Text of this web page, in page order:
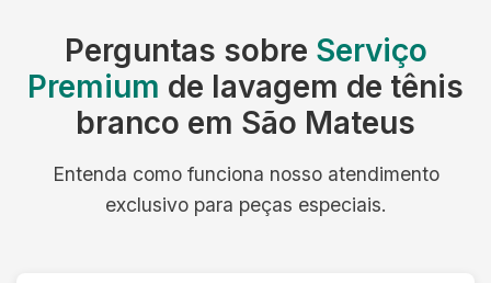
Perguntas sobre Serviço
Premium de lavagem de tênis
branco em São Mateus
Entenda como funciona nosso atendimento
exclusivo para peças especiais.